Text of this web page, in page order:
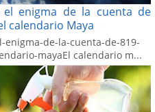
el enigma de la cuenta de
calendario Maya
enigma-de-la-cuenta-de-819-
mayaEl calendario m...